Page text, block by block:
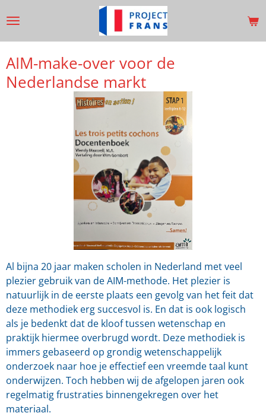
direct
naar
hoofdinhoud
AIM-make-over voor de
Nederlandse markt
Al bijna 20 jaar maken scholen in Nederland met veel
plezier gebruik van de AIM-methode. Het plezier is
natuurlijk in de eerste plaats een gevolg van het feit dat
deze methodiek erg succesvol is. En dat is ook logisch
als je bedenkt dat de kloof tussen wetenschap en
praktijk hiermee overbrugd wordt. Deze methodiek is
immers gebaseerd op grondig wetenschappelijk
onderzoek naar hoe je effectief een vreemde taal kunt
onderwijzen. Toch hebben wij de afgelopen jaren ook
regelmatig frustraties binnengekregen over het
materiaal.